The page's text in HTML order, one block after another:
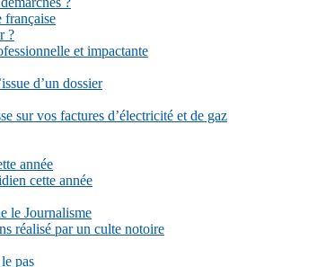
française
?
et impactante
d’un dossier
sur vos factures d’électricité et de gaz
année
cette année
le Journalisme
réalisé par un culte notoire
pas